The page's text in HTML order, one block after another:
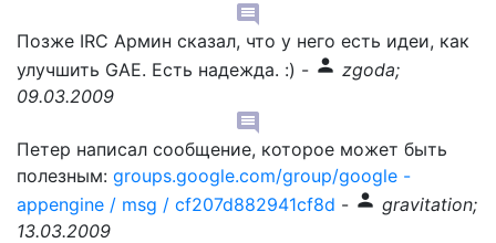
comment
Позже IRC Армин сказал, что у него есть идеи, как
улучшить GAE. Есть надежда. :) - person zgoda;
09.03.2009
comment
Петер написал сообщение, которое может быть
полезным: groups.google.com/group/google -
appengine / msg / cf207d882941cf8d - person gravitation;
13.03.2009